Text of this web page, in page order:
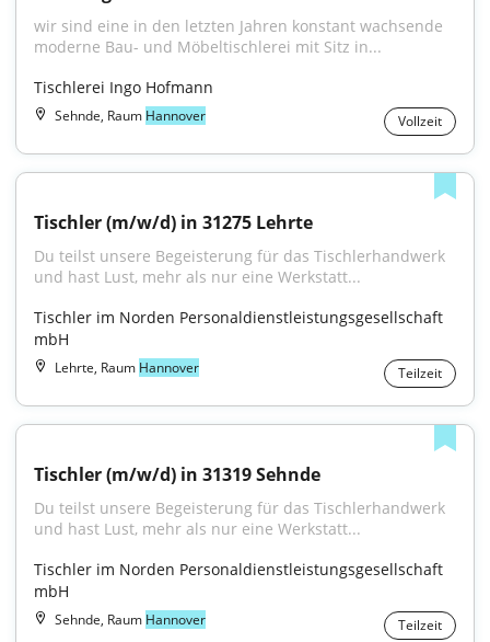
wir sind eine in den letzten Jahren konstant wachsende
moderne Bau- und Möbeltischlerei mit Sitz in...
Tischlerei Ingo Hofmann
Sehnde, Raum Hannover Vollzeit
Tischler (m/w/d) in 31275 Lehrte
Du teilst unsere Begeisterung für das Tischlerhandwerk
und hast Lust, mehr als nur eine Werkstatt...
Tischler im Norden Personaldienstleistungsgesellschaft
mbH
Lehrte, Raum Hannover Teilzeit
Tischler (m/w/d) in 31319 Sehnde
Du teilst unsere Begeisterung für das Tischlerhandwerk
und hast Lust, mehr als nur eine Werkstatt...
Tischler im Norden Personaldienstleistungsgesellschaft
mbH
Sehnde, Raum Hannover Teilzeit